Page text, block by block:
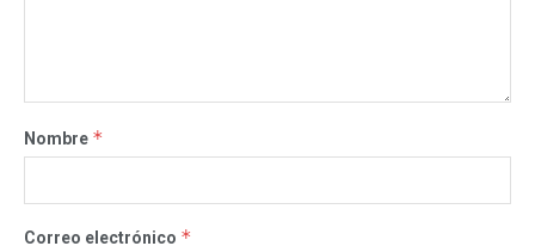
Nombre *
Correo electrónico *